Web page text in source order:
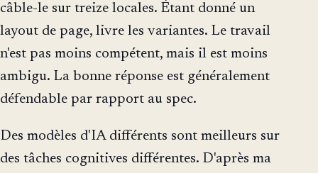
câble-le sur treize locales. Étant donné un
layout de page, livre les variantes. Le travail
n'est pas moins compétent, mais il est moins
ambigu. La bonne réponse est généralement
défendable par rapport au spec.
Des modèles d'IA différents sont meilleurs sur
des tâches cognitives différentes. D'après ma